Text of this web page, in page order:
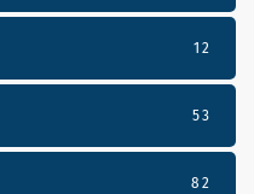
12
53
82